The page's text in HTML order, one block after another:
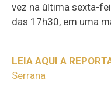
vez na última sexta-
das 17h30, em uma
LEIA AQUI A
Serrana